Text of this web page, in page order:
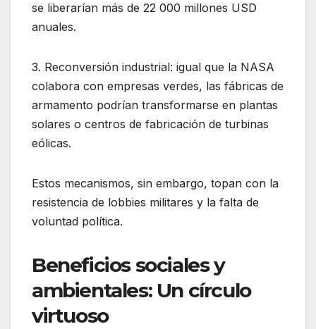
se liberarían más de 22 000 millones USD
anuales.
3. Reconversión industrial: igual que la NASA
colabora con empresas verdes, las fábricas de
armamento podrían transformarse en plantas
solares o centros de fabricación de turbinas
eólicas.
Estos mecanismos, sin embargo, topan con la
resistencia de lobbies militares y la falta de
voluntad política.
Beneficios sociales y
ambientales: Un círculo
virtuoso